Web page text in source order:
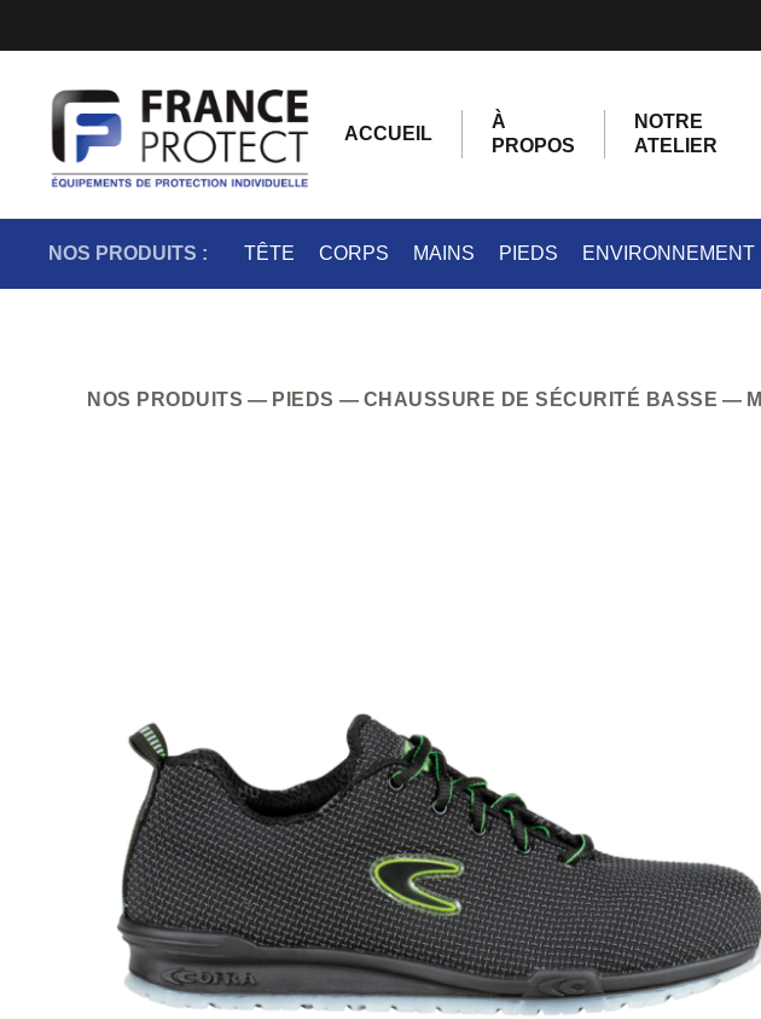
ACCUEIL
À
PROPOS
NOTRE
ATELIER
NOS PRODUITS : TÊTE CORPS MAINS PIEDS ENVIRONNEMENT
NOS PRODUITS PIEDS CHAUSSURE DE SÉCURITÉ BASSE